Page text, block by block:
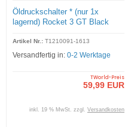
Öldruckschalter * (nur 1x
lagernd) Rocket 3 GT Black
Artikel Nr.: T1210091-1613
Versandfertig in: 0-2 Werktage
TWorld-Preis
59,99 EUR
inkl. 19 % MwSt. zzgl. Versandkosten